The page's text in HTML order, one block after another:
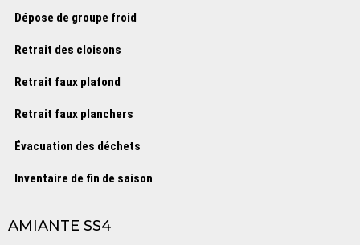
Dépose de groupe froid
Retrait des cloisons
Retrait faux plafond
Retrait faux planchers
Évacuation des déchets
Inventaire de fin de saison
AMIANTE SS4